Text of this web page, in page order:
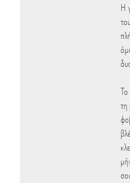
Η
τη